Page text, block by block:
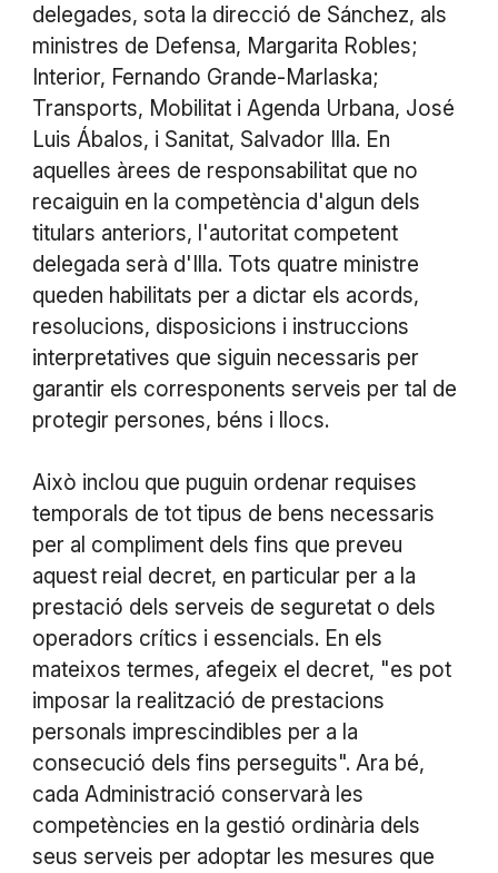
delegades, sota la direcció de Sánchez, als
ministres de Defensa, Margarita Robles;
Interior, Fernando Grande-Marlaska;
Transports, Mobilitat i Agenda Urbana, José
Luis Ábalos, i Sanitat, Salvador Illa. En
aquelles àrees de responsabilitat que no
recaiguin en la competència d'algun dels
titulars anteriors, l'autoritat competent
delegada serà d'Illa. Tots quatre ministre
queden habilitats per a dictar els acords,
resolucions, disposicions i instruccions
interpretatives que siguin necessaris per
garantir els corresponents serveis per tal de
protegir persones, béns i llocs.
Això inclou que puguin ordenar requises
temporals de tot tipus de bens necessaris
per al compliment dels fins que preveu
aquest reial decret, en particular per a la
prestació dels serveis de seguretat o dels
operadors crítics i essencials. En els
mateixos termes, afegeix el decret, "es pot
imposar la realització de prestacions
personals imprescindibles per a la
consecució dels fins perseguits". Ara bé,
cada Administració conservarà les
competències en la gestió ordinària dels
seus serveis per adoptar les mesures que